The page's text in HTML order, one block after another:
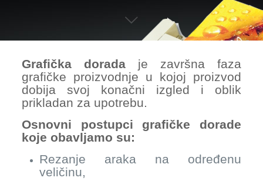
Grafička doradaje završna faza
grafičke proizvodnje u kojoj proizvod
dobija svoj konačni izgled i oblik
prikladan za upotrebu.
Osnovni postupci grafičke dorade
koje obavljamo su:
Rezanje araka na određenu
veličinu,